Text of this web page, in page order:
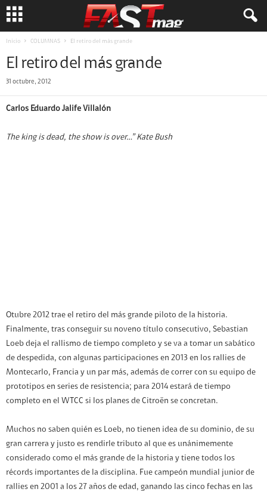
Inicio COLUMNAS El retiro del más grande
El retiro del más grande
31 octubre, 2012
Carlos Eduardo Jalife Villalón
The king is dead, the show is over…” Kate Bush
Otubre 2012 trae el retiro del más grande piloto de la historia.
Finalmente, tras conseguir su noveno título consecutivo, Sebastian
Loeb deja el rallismo de tiempo completo y se va a tomar un sabático
de despedida, con algunas participaciones en 2013 en los rallies de
Montecarlo, Francia y un par más, además de correr con su equipo de
prototipos en series de resistencia; para 2014 estará de tiempo
completo en el WTCC si los planes de Citroën se concretan.
Muchos no saben quién es Loeb, no tienen idea de su dominio, de su
gran carrera y justo es rendirle tributo al que es unánimemente
considerado como el más grande de la historia y tiene todos los
récords importantes de la disciplina. Fue campeón mundial junior de
rallies en 2001 a los 27 años de edad, ganando las cinco fechas en las